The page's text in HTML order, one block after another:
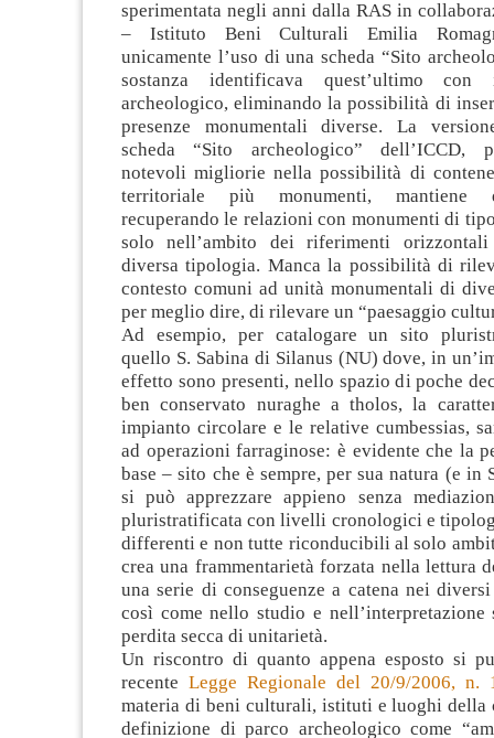
sperimentata negli anni dalla RAS in
– Istituto Beni Culturali Emilia
unicamente l’uso di una scheda “Sito
sostanza identificava quest’ultimo con
archeologico, eliminando la possibilità di
presenze monumentali diverse. La
scheda “Sito archeologico” dell’ICCD,
notevoli migliorie nella possibilità di
territoriale più monumenti, mantiene
recuperando le relazioni con monumenti di
solo nell’ambito dei riferimenti
diversa tipologia. Manca la possibilità di
contesto comuni ad unità monumentali di
per meglio dire, di rilevare un “paesaggio
Ad esempio, per catalogare un sito
quello S. Sabina di Silanus (NU) dove, in
effetto sono presenti, nello spazio di poche
ben conservato nuraghe a tholos, la
impianto circolare e le relative cumbessias,
ad operazioni farraginose: è evidente che la
base – sito che è sempre, per sua natura (e in
si può apprezzare appieno senza
pluristratificata con livelli cronologici e
differenti e non tutte riconducibili al solo
crea una frammentarietà forzata nella lettura
una serie di conseguenze a catena nei
così come nello studio e nell’interpretazione
perdita secca di unitarietà.
Un riscontro di quanto appena esposto si
recente Legge Regionale del 20/9/2006, n.
materia di beni culturali, istituti e luoghi della
definizione di parco archeologico come